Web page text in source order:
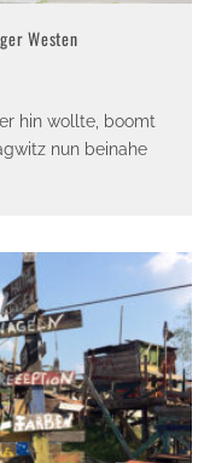
Westen
hin wollte, boomt
nun beinahe